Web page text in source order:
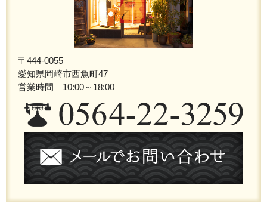
〒444-0055
愛知県岡崎市西魚町47
営業時間 10:00～18:00